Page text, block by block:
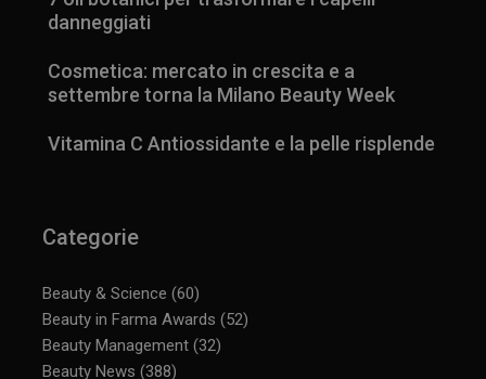
danneggiati
Cosmetica: mercato in crescita e a
settembre torna la Milano Beauty Week
Vitamina C Antiossidante e la pelle risplende
Categorie
Beauty & Science (60)
Beauty in Farma Awards (52)
Beauty Management (32)
Beauty News (388)